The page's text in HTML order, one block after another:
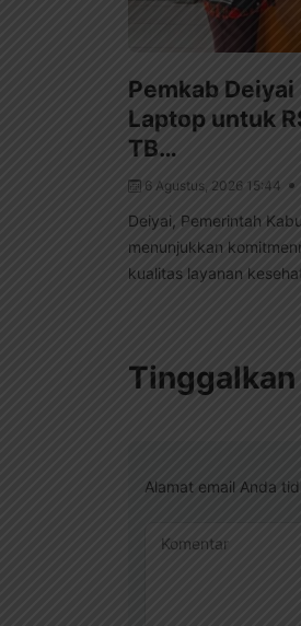
Pemkab
Laptop untuk
TB…
6 Agustus, 2026 15:44
Deiyai, Pemerintah
menunjukkan
kualitas layanan
Alamat email Anda
Komentar